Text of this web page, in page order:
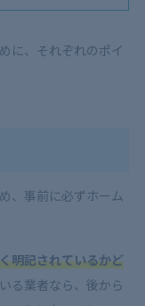
に、それぞれのポイ
、事前に必ずホーム
明記されているかど
る業者なら、後から